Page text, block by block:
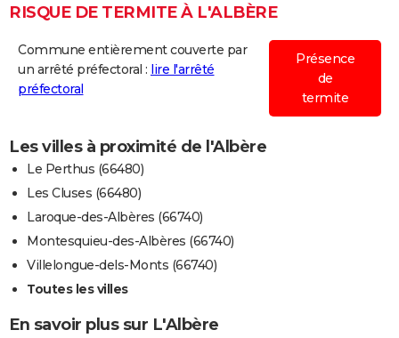
RISQUE DE TERMITE À L'ALBÈRE
Commune entièrement couverte par
un arrêté préfectoral : lire l'arrêté
préfectoral
Présence
de
termite
Les villes à proximité de l'Albère
Le Perthus (66480)
Les Cluses (66480)
Laroque-des-Albères (66740)
Montesquieu-des-Albères (66740)
Villelongue-dels-Monts (66740)
Toutes les villes
En savoir plus sur L'Albère